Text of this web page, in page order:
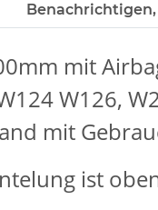
mit
W126,
mit
ist